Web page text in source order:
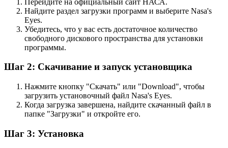
Найдите раздел загрузки программ и выберите Nasa's
Eyes.
Убедитесь, что у вас есть достаточное количество
свободного дискового пространства для установки
программы.
Шаг 2: Скачивание и запуск установщика
Нажмите кнопку "Скачать" или "Download", чтобы
загрузить установочный файл Nasa's Eyes.
Когда загрузка завершена, найдите скачанный файл в
папке "Загрузки" и откройте его.
Шаг 3: Установка